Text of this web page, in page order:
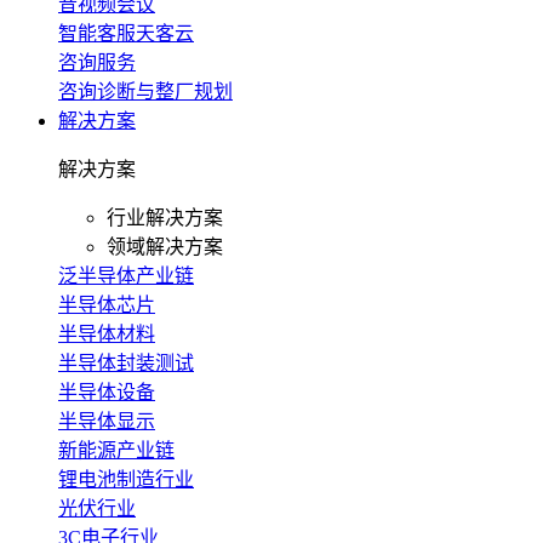
音视频会议
智能客服天客云
咨询服务
咨询诊断与整厂规划
解决方案
解决方案
行业解决方案
领域解决方案
泛半导体产业链
半导体芯片
半导体材料
半导体封装测试
半导体设备
半导体显示
新能源产业链
锂电池制造行业
光伏行业
3C电子行业